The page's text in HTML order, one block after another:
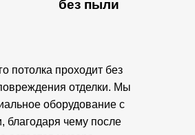
без пыли
потолка проходит без
отделки. Мы
оборудование с
благодаря чему после